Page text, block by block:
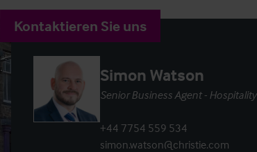
Kontaktieren Sie uns
Simon Watson
Senior Business Agent - Hospitality
+44 7754 559 534
simon.watson@christie.com